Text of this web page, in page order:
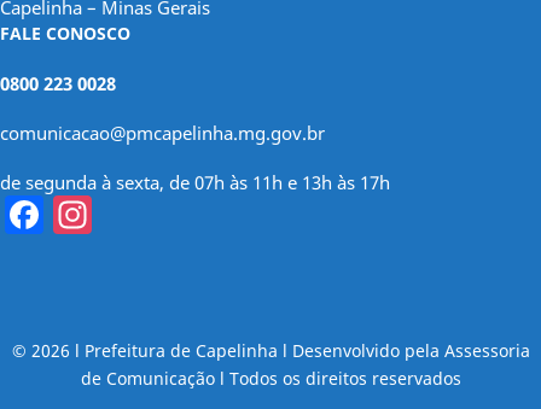
Capelinha – Minas Gerais
FALE CONOSCO
0800 223 0028
comunicacao@pmcapelinha.mg.gov.br
de segunda à sexta, de 07h às 11h e 13h às 17h
Facebook
© 2026 l Prefeitura de Capelinha l Desenvolvido pela Assessoria
de Comunicação l Todos os direitos reservados